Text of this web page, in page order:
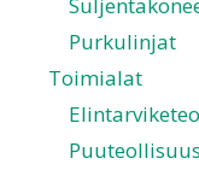
Purkulinjat
Toimialat
Puuteollisuus